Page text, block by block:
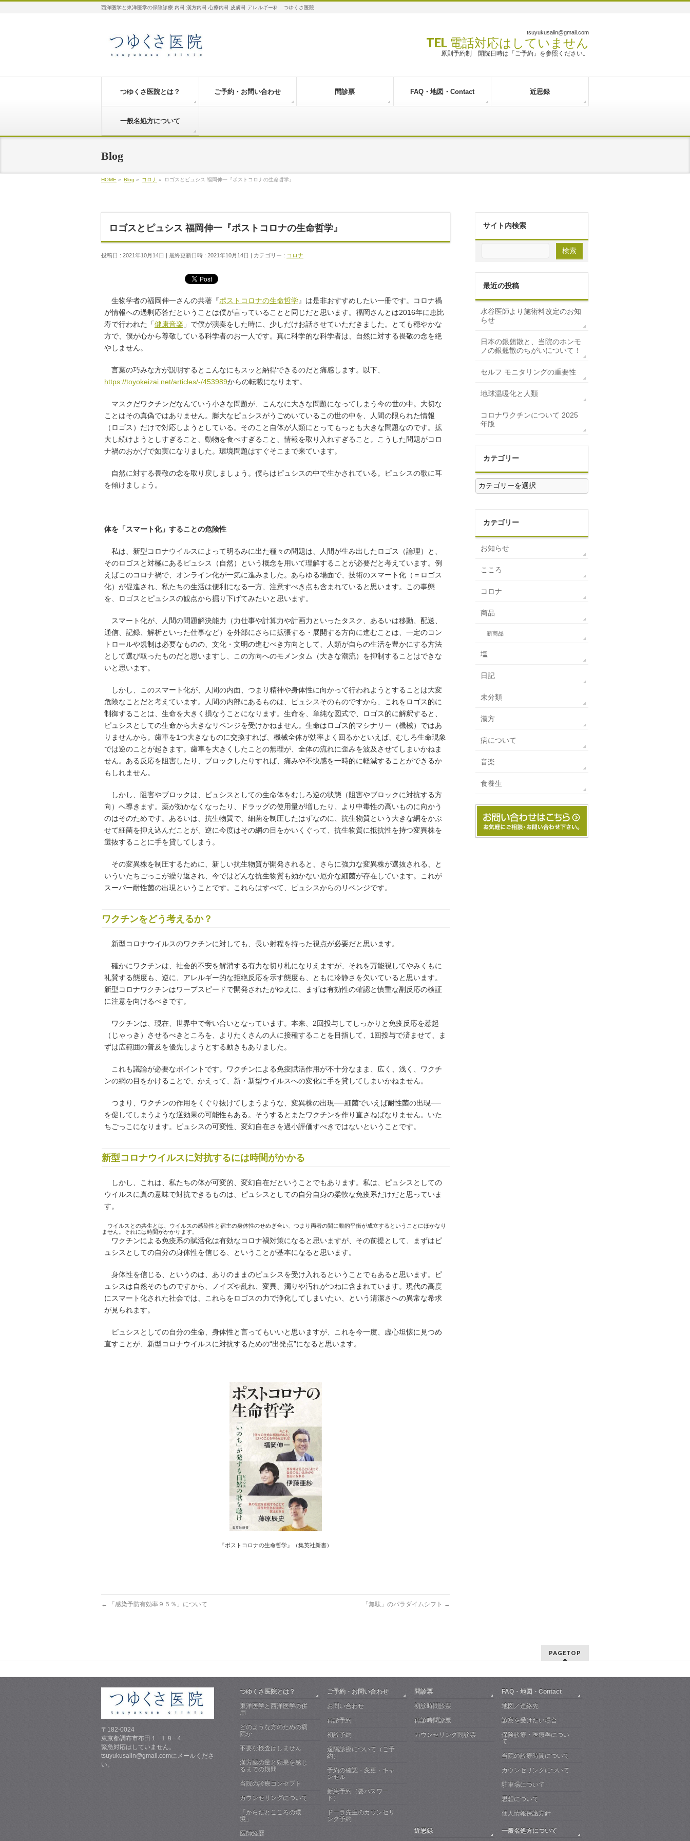
西洋医学と東洋医学の保険診療 内科 漢方内科 心療内科 皮膚科 アレルギー科 つゆくさ医院
tsuyukusaiin@gmail.com
TEL 電話対応はしていません
原則予約制 開院日時は「ご予約」を参照ください。
つゆくさ医院とは？ ご予約・お問い合わせ 問診票 FAQ・地図・Contact 近思録
一般名処方について
Blog
HOME » Blog » コロナ » ロゴスとピュシス 福岡伸一『ポストコロナの生命哲学』
ロゴスとピュシス 福岡伸一『ポストコロナの生命哲学』
投稿日 : 2021年10月14日 最終更新日時 : 2021年10月14日 カテゴリー : コロナ
生物学者の福岡伸一さんの共著『ポストコロナの生命哲学』は是非おすすめしたい一冊です。コロナ禍
が情報への過剰応答だということは僕が言っていることと同じだと思います。福岡さんとは2016年に恵比
寿で行われた「健康音楽 」で僕が演奏をした時に、少しだけお話させていただきました。とても穏やかな
方で、僕が心から尊敬している科学者のお一人です。真に科学的な科学者は、自然に対する畏敬の念を絶
やしません。
言葉の巧みな方が説明するとこんなにもスッと納得できるのだと痛感します。以下、
https://toyokeizai.net/articles/-/453989からの転載になります。
マスクだワクチンだなんていう小さな問題が、こんなに大きな問題になってしまう今の世の中。大切な
ことはその真偽ではありません。膨大なピュシスがうごめいているこの世の中を、人間の限られた情報
（ロゴス）だけで対応しようとしている。そのこと自体が人類にとってもっとも大きな問題なのです。拡
大し続けようとしすぎること、動物を食べすぎること、情報を取り入れすぎること。こうした問題がコロ
ナ禍のおかげで如実になりました。環境問題はすぐそこまで来ています。
自然に対する畏敬の念を取り戻しましょう。僕らはピュシスの中で生かされている。ピュシスの歌に耳
を傾けましょう。
体を「スマート化」することの危険性
私は、新型コロナウイルスによって明るみに出た種々の問題は、人間が生み出したロゴス（論理）と、
そのロゴスと対極にあるピュシス（自然）という概念を用いて理解することが必要だと考えています。例
えばこのコロナ禍で、オンライン化が一気に進みました。あらゆる場面で、技術のスマート化（＝ロゴス
化）が促進され、私たちの生活は便利になる一方、注意すべき点も含まれていると思います。この事態
を、ロゴスとピュシスの観点から掘り下げてみたいと思います。
スマート化が、人間の問題解決能力（力仕事や計算力や計画力といったタスク、あるいは移動、配送、
通信、記録、解析といった仕事など）を外部にさらに拡張する・展開する方向に進むことは、一定のコン
トロールや規制は必要なものの、文化・文明の進むべき方向として、人類が自らの生活を豊かにする方法
として選び取ったものだと思いますし、この方向へのモメンタム（大きな潮流）を抑制することはできな
いと思います。
しかし、このスマート化が、人間の内面、つまり精神や身体性に向かって行われようとすることは大変
危険なことだと考えています。人間の内部にあるものは、ピュシスそのものですから、これをロゴス的に
制御することは、生命を大きく損なうことになります。生命を、単純な図式で、ロゴス的に解釈すると、
ピュシスとしての生命から大きなリベンジを受けかねません。生命はロゴス的マシナリー（機械）ではあ
りませんから。歯車を1つ大きなものに交換すれば、機械全体が効率よく回るかといえば、むしろ生命現象
では逆のことが起きます。歯車を大きくしたことの無理が、全体の流れに歪みを波及させてしまいかねま
せん。ある反応を阻害したり、ブロックしたりすれば、痛みや不快感を一時的に軽減することができるか
もしれません。
しかし、阻害やブロックは、ピュシスとしての生命体をむしろ逆の状態（阻害やブロックに対抗する方
向）へ導きます。薬が効かなくなったり、ドラッグの使用量が増したり、より中毒性の高いものに向かう
のはそのためです。あるいは、抗生物質で、細菌を制圧したはずなのに、抗生物質という大きな網をかぶ
せて細菌を抑え込んだことが、逆に今度はその網の目をかいくぐって、抗生物質に抵抗性を持つ変異株を
選抜することに手を貸してしまう。
その変異株を制圧するために、新しい抗生物質が開発されると、さらに強力な変異株が選抜される、と
いういたちごっこが繰り返され、今ではどんな抗生物質も効かない厄介な細菌が存在しています。これが
スーパー耐性菌の出現ということです。これらはすべて、ピュシスからのリベンジです。
ワクチンをどう考えるか？
新型コロナウイルスのワクチンに対しても、長い射程を持った視点が必要だと思います。
確かにワクチンは、社会的不安を解消する有力な切り札になりえますが、それを万能視してやみくもに
礼賛する態度も、逆に、アレルギー的な拒絶反応を示す態度も、ともに冷静さを欠いていると思います。
新型コロナワクチンはワープスピードで開発されたがゆえに、まずは有効性の確認と慎重な副反応の検証
に注意を向けるべきです。
ワクチンは、現在、世界中で奪い合いとなっています。本来、2回投与してしっかりと免疫反応を惹起
（じゃっき）させるべきところを、よりたくさんの人に接種することを目指して、1回投与で済ませて、ま
ずは広範囲の普及を優先しようとする動きもありました。
これも議論が必要なポイントです。ワクチンによる免疫賦活作用が不十分なまま、広く、浅く、ワクチ
ンの網の目をかけることで、かえって、新・新型ウイルスへの変化に手を貸してしまいかねません。
つまり、ワクチンの作用をくぐり抜けてしまうような、変異株の出現──細菌でいえば耐性菌の出現──
を促してしまうような逆効果の可能性もある。そうするとまたワクチンを作り直さねばなりません。いた
ちごっこになります。ピュシスの可変性、変幻自在さを過小評価すべきではないということです。
新型コロナウイルスに対抗するには時間がかかる
しかし、これは、私たちの体が可変的、変幻自在だということでもあります。私は、ピュシスとしての
ウイルスに真の意味で対抗できるものは、ピュシスとしての自分自身の柔軟な免疫系だけだと思っていま
す。
ウイルスとの共生とは、ウイルスの感染性と宿主の身体性のせめぎ合い、つまり両者の間に動的平衡が成立するということにほかなり
ません。それには時間がかかります。
ワクチンによる免疫系の賦活化は有効なコロナ禍対策になると思いますが、その前提として、まずはピ
ュシスとしての自分の身体性を信じる、ということが基本になると思います。
身体性を信じる、というのは、ありのままのピュシスを受け入れるということでもあると思います。ピ
ュシスは自然そのものですから、ノイズや乱れ、変異、濁りや汚れがつねに含まれています。現代の高度
にスマート化された社会では、これらをロゴスの力で浄化してしまいたい、という清潔さへの異常な希求
が見られます。
ピュシスとしての自分の生命、身体性と言ってもいいと思いますが、これを今一度、虚心坦懐に見つめ
直すことが、新型コロナウイルスに対抗するための“出発点”になると思います。
『ポストコロナの生命哲学』（集英社新書）
← 「感染予防有効率９５％」について 「無駄」のパラダイムシフト →
サイト内検索
最近の投稿
水谷医師より施術料改定のお知
らせ
日本の銀翹散と、当院のホンモ
ノの銀翹散のちがいについて！
セルフ モニタリングの重要性
地球温暖化と人類
コロナワクチンについて 2025
年版
カテゴリー
カ
テ
リ
カテゴリー
お知らせ
こころ
コロナ
商品
新商品
塩
日記
未分類
漢方
病について
音楽
食養生
PAGETOP
〒182-0024
東京都調布市布田１−１８−４
緊急対応はしていません。
tsuyukusaiin@gmail.comにメールくださ
い。
つゆくさ医院とは？
東洋医学と西洋医学の併
用
どのような方のための病
院か
不要な検査はしません
漢方薬の量と効果を感じ
るまでの期間
当院の診療コンセプト
カウンセリングについて
「からだとこころの環
境」
医師経歴
ご予約・お問い合わせ
お問い合わせ
再診予約
初診予約
遠隔診療について（ご予
約）
予約の確認・変更・キャ
ンセル
新患予約（要パスワー
ド）
ドーラ先生のカウンセリ
ング予約
問診票
初診時問診票
再診時問診票
カウンセリング問診票
FAQ・地図・Contact
地図／連絡先
診察を受けたい場合
保険診療・医療券につい
て
当院の診療時間について
カウンセリングについて
駐車場について
思想について
個人情報保護方針
近思録 一般名処方について